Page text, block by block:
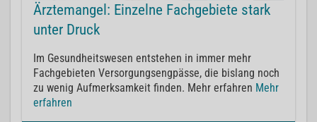
Ärztemangel: Einzelne Fachgebiete stark
unter Druck
Im Gesundheitswesen entstehen in immer mehr
Fachgebieten Versorgungsengpässe, die bislang noch
zu wenig Aufmerksamkeit finden. Mehr erfahren Mehr
erfahren